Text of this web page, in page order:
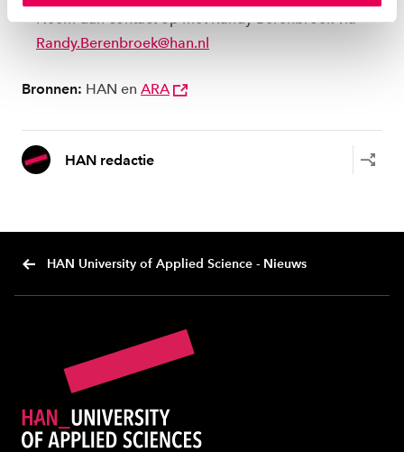
instellen welke cookies we plaatsen. Je kunt je
toestemming altijd wijzigen of intrekken via
onscookiestatement.
Neem dan contact op met Randy Berenbroek via
Randy.Berenbroek@han.nl
Bronnen: HAN en ARA
HAN redactie
HAN University of Applied Science - Nieuws